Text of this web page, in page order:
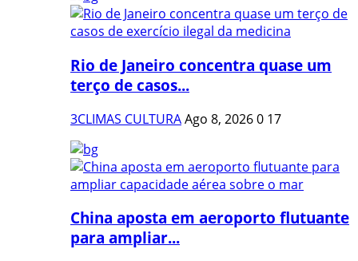
Rio de Janeiro concentra quase um
terço de casos...
3CLIMAS CULTURAAgo 8, 20260 17
China aposta em aeroporto flutuante
para ampliar...